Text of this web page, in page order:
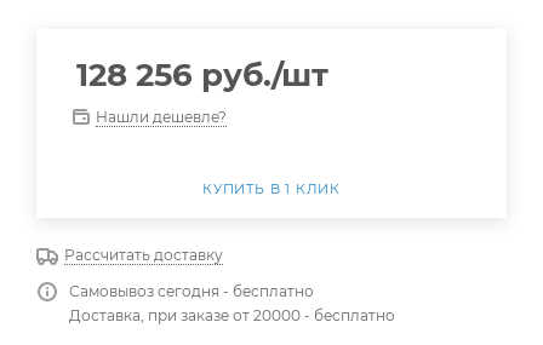
128 256 руб./шт
Нашли дешевле?
КУПИТЬ В 1 КЛИК
Рассчитать доставку
Самовывоз сегодня - бесплатно
Доставка, при заказе от 20000 - бесплатно